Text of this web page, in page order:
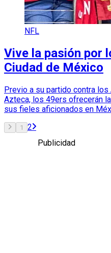
NFL
Vive la pasión por
Ciudad de México
Previo a su partido contra
Azteca, los 49ers ofrecerán
sus fieles aficionados en
1
2
Publicidad